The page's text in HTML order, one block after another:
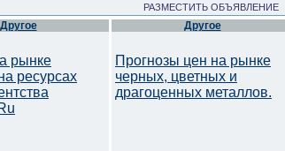
РАЗМЕСТИТЬ ОБЪЯВЛЕНИЕ
Другое
рынке
ресурсах
Другое
Прогнозы цен на рынке
черных, цветных и
драгоценных металлов.